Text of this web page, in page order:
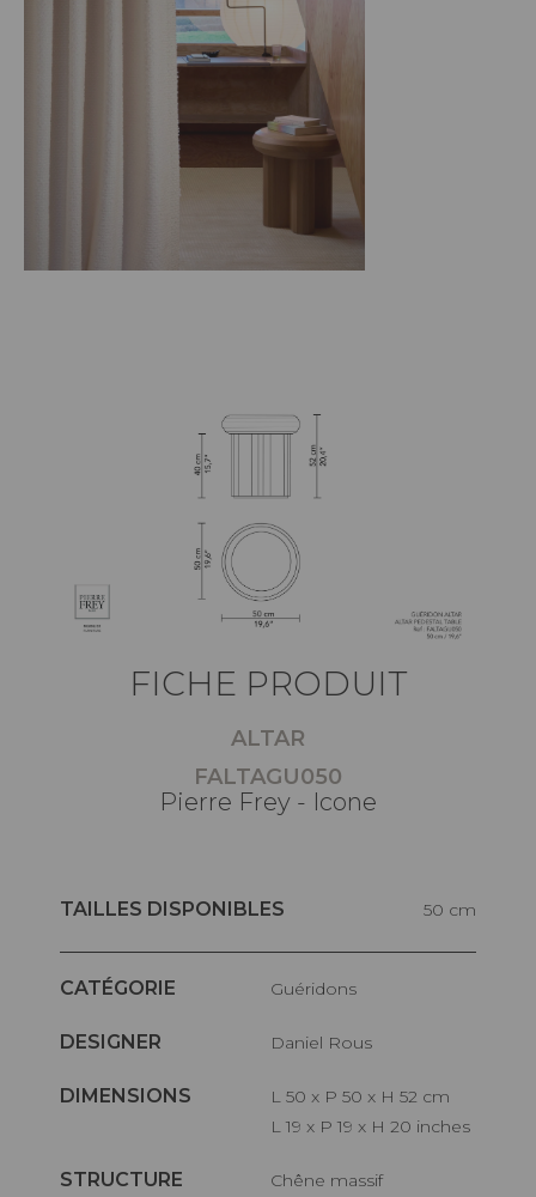
FICHE PRODUIT
ALTAR
FALTAGU050
Pierre Frey - Icone
TAILLES DISPONIBLES 50 cm
CATÉGORIE Guéridons
DESIGNER Daniel Rous
DIMENSIONS
L 50 x P 50 x H 52 cm
L 19 x P 19 x H 20 inches
STRUCTURE
Chêne massif